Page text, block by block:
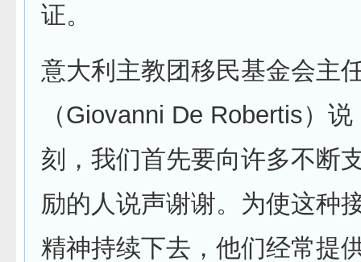
证。
意大利主教团移民基金会主
（Giovanni De Robertis）说
刻，我们首先要向许多不断
励的人说声谢谢。为使这种
精神持续下去，他们经常提